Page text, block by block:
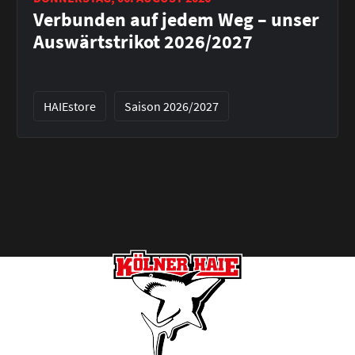
Verbunden auf jedem Weg – unser
Auswärtstrikot 2026/2027
HAIEstore Saison 2026/2027